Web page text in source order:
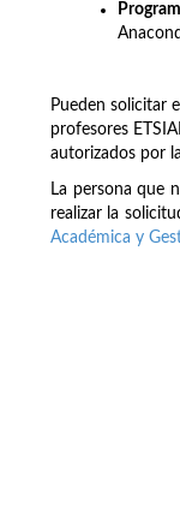
Pueden solicitar
profesores
autorizados por
La persona que
realizar la
Académica y